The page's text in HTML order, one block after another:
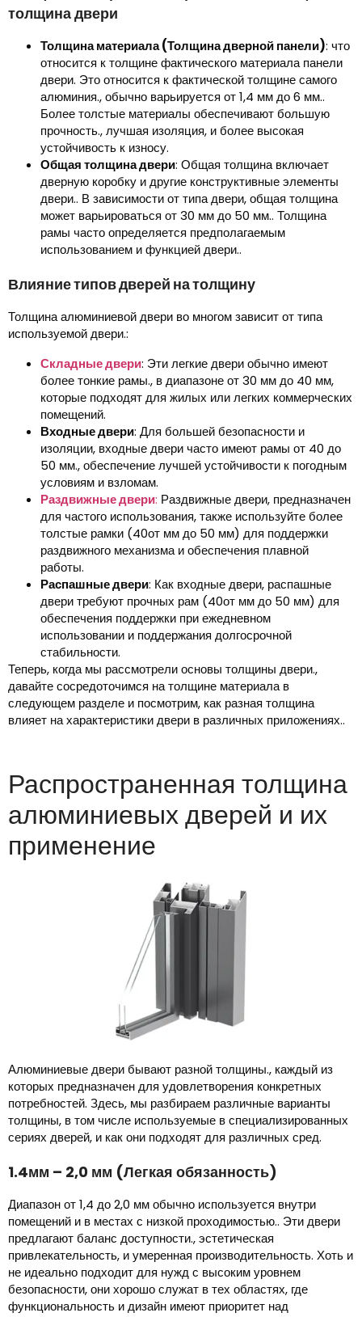
толщина двери
Толщина материала (Толщина дверной панели): что
относится к толщине фактического материала панели
двери. Это относится к фактической толщине самого
алюминия., обычно варьируется от 1,4 мм до 6 мм..
Более толстые материалы обеспечивают большую
прочность., лучшая изоляция, и более высокая
устойчивость к износу.
Общая толщина двери: Общая толщина включает
дверную коробку и другие конструктивные элементы
двери.. В зависимости от типа двери, общая толщина
может варьироваться от 30 мм до 50 мм.. Толщина
рамы часто определяется предполагаемым
использованием и функцией двери..
Влияние типов дверей на толщину
Толщина алюминиевой двери во многом зависит от типа
используемой двери.:
Складные двери: Эти легкие двери обычно имеют
более тонкие рамы., в диапазоне от 30 мм до 40 мм,
которые подходят для жилых или легких коммерческих
помещений.
Входные двери: Для большей безопасности и
изоляции, входные двери часто имеют рамы от 40 до
50 мм., обеспечение лучшей устойчивости к погодным
условиям и взломам.
Раздвижные двери: Раздвижные двери, предназначен
для частого использования, также используйте более
толстые рамки (40от мм до 50 мм) для поддержки
раздвижного механизма и обеспечения плавной
работы.
Распашные двери: Как входные двери, распашные
двери требуют прочных рам (40от мм до 50 мм) для
обеспечения поддержки при ежедневном
использовании и поддержания долгосрочной
стабильности.
Теперь, когда мы рассмотрели основы толщины двери.,
давайте сосредоточимся на толщине материала в
следующем разделе и посмотрим, как разная толщина
влияет на характеристики двери в различных приложениях..
Распространенная толщина
алюминиевых дверей и их
применение
Алюминиевые двери бывают разной толщины., каждый из
которых предназначен для удовлетворения конкретных
потребностей. Здесь, мы разбираем различные варианты
толщины, в том числе используемые в специализированных
сериях дверей, и как они подходят для различных сред.
1.4мм – 2,0 мм (Легкая обязанность)
Диапазон от 1,4 до 2,0 мм обычно используется внутри
помещений и в местах с низкой проходимостью.. Эти двери
предлагают баланс доступности., эстетическая
привлекательность, и умеренная производительность. Хоть и
не идеально подходит для нужд с высоким уровнем
безопасности, они хорошо служат в тех областях, где
функциональность и дизайн имеют приоритет над